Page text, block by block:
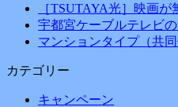
［TSUTAYA光］映画
宇都宮ケーブルテレビ
マンションタイプ（共
カテゴリー
キャンペーン